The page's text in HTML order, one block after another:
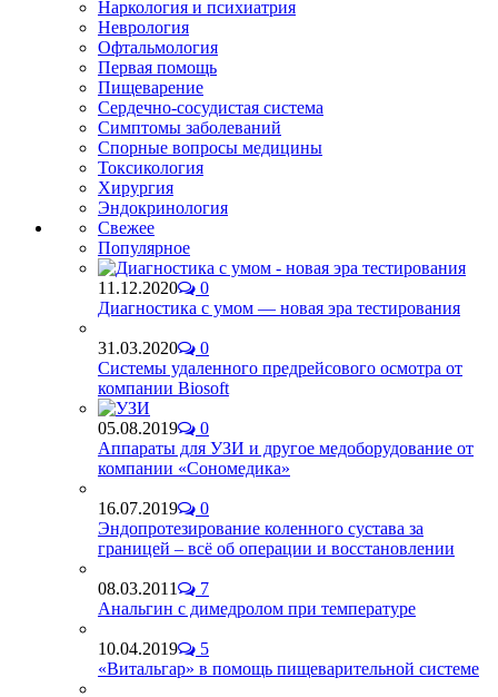
Наркология и психиатрия
Неврология
Офтальмология
Первая помощь
Пищеварение
Сердечно-сосудистая система
Симптомы заболеваний
Спорные вопросы медицины
Токсикология
Хирургия
Эндокринология
Свежее
Популярное
11.12.2020
0
Диагностика с умом — новая эра тестирования
31.03.2020
0
Системы удаленного предрейсового осмотра от
компании Biosoft
05.08.2019
0
Аппараты для УЗИ и другое медоборудование от
компании «Сономедика»
16.07.2019
0
Эндопротезирование коленного сустава за
границей – всё об операции и восстановлении
08.03.2011
7
Анальгин с димедролом при температуре
10.04.2019
5
«Витальгар» в помощь пищеварительной системе